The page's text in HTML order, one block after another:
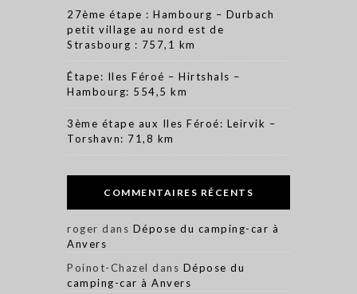
27ème étape : Hambourg – Durbach
petit village au nord est de
Strasbourg : 757,1 km
Étape: Iles Féroé – Hirtshals –
Hambourg: 554,5 km
3ème étape aux Iles Féroé: Leirvik –
Torshavn: 71,8 km
COMMENTAIRES RÉCENTS
roger dans Dépose du camping-car à
Anvers
Poinot-Chazel dans Dépose du
camping-car à Anvers